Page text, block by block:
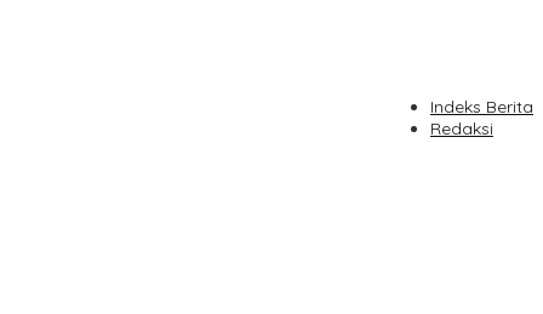
Indeks Berita
Redaksi